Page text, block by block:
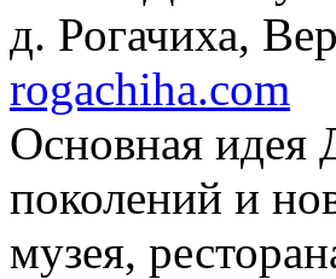
д. Рогачиха,
rogachiha.com
Основная идея
поколений и
музея,